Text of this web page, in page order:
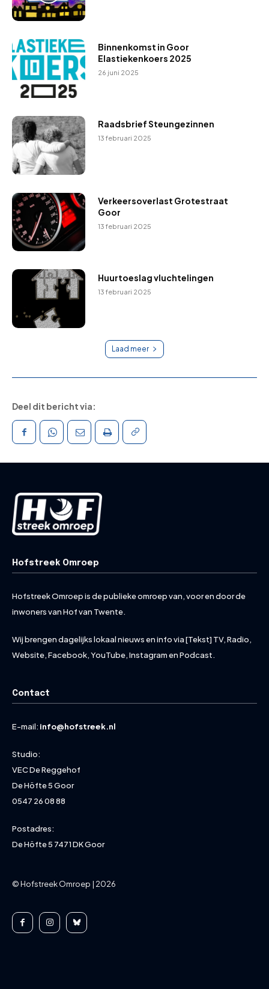
Binnenkomst in Goor
Elastiekenkoers 2025
26 juni 2025
Raadsbrief Steungezinnen
13 februari 2025
Verkeersoverlast Grotestraat
Goor
13 februari 2025
Huurtoeslag vluchtelingen
13 februari 2025
Laad meer
Deel dit bericht via:
Hofstreek Omroep
Hofstreek Omroep is de publieke omroep van, voor en door de
inwoners van Hof van Twente.
Wij brengen dagelijks lokaal nieuws en info via [Tekst] TV, Radio,
Website, Facebook, YouTube, Instagram en Podcast.
Contact
E-mail: info@hofstreek.nl
Studio:
VEC De Reggehof
De Höfte 5 Goor
0547 26 08 88
Postadres:
De Höfte 5 7471 DK Goor
© Hofstreek Omroep | 2026